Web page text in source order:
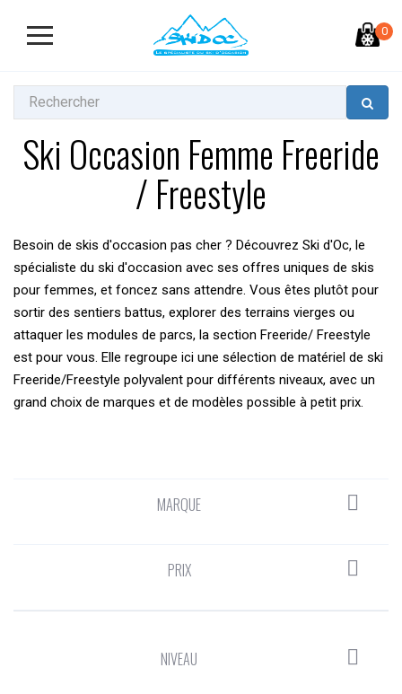
0
Ski Occasion Femme Freeride
/ Freestyle
Besoin de skis d'occasion pas cher ? Découvrez Ski d'Oc, le
spécialiste du ski d'occasion avec ses offres uniques de skis
pour femmes, et foncez sans attendre. Vous êtes plutôt pour
sortir des sentiers battus, explorer des terrains vierges ou
attaquer les modules de parcs, la section Freeride/ Freestyle
est pour vous. Elle regroupe ici une sélection de matériel de ski
Freeride/Freestyle polyvalent pour différents niveaux, avec un
grand choix de marques et de modèles possible à petit prix.
MARQUE 
PRIX 
NIVEAU 